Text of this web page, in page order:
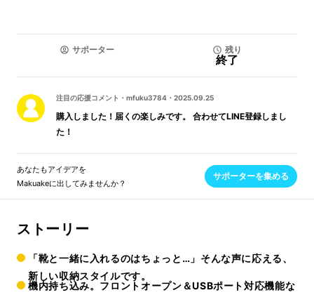
サポーター 残り
終了
注目の応援コメント ・ mfuku3784 ・ 2025.09.25
購入しました！届くの楽しみです。 合わせてLINE登録しまし
た！
あなたもアイデアを
Makuakeに出してみませんか？
サポーターを集める
ストーリー
「靴と一緒に入れるのはちょっと…」そんな声に応える、
新しい収納スタイルです。
機内持ち込み。フロントオープン＆USBポート対応機能な